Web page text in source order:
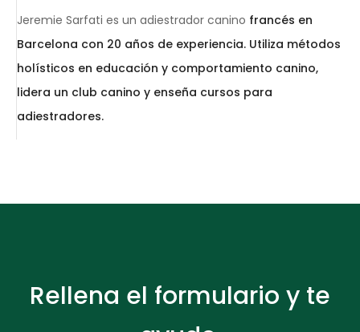
Jeremie Sarfati es un adiestrador canino francés en
Barcelona con 20 años de experiencia. Utiliza métodos
holísticos en educación y comportamiento canino,
lidera un club canino y enseña cursos para
adiestradores.
Rellena el formulario y te